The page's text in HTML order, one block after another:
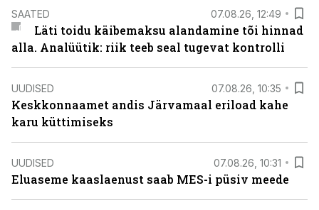
SAATED 07.08.26, 12:49
Läti toidu käibemaksu alandamine tõi hinnad
alla. Analüütik: riik teeb seal tugevat kontrolli
UUDISED 07.08.26, 10:35
Keskkonnaamet andis Järvamaal eriload kahe
karu küttimiseks
UUDISED 07.08.26, 10:31
Eluaseme kaaslaenust saab MES-i püsiv meede